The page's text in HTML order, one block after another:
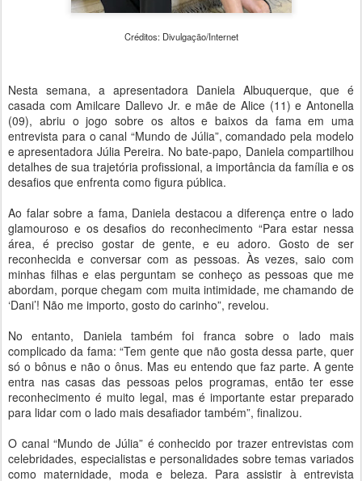
Créditos: Divulgação/Internet
Nesta semana, a apresentadora Daniela Albuquerque, que é
casada com Amilcare Dallevo Jr. e mãe de Alice (11) e Antonella
(09), abriu o jogo sobre os altos e baixos da fama em uma
entrevista para o canal “Mundo de Júlia”, comandado pela modelo
e apresentadora Júlia Pereira. No bate-papo, Daniela compartilhou
detalhes de sua trajetória profissional, a importância da família e os
desafios que enfrenta como figura pública.
Ao falar sobre a fama, Daniela destacou a diferença entre o lado
glamouroso e os desafios do reconhecimento “Para estar nessa
área, é preciso gostar de gente, e eu adoro. Gosto de ser
reconhecida e conversar com as pessoas. Às vezes, saio com
minhas filhas e elas perguntam se conheço as pessoas que me
abordam, porque chegam com muita intimidade, me chamando de
‘Dani’! Não me importo, gosto do carinho”, revelou.
No entanto, Daniela também foi franca sobre o lado mais
complicado da fama: “Tem gente que não gosta dessa parte, quer
só o bônus e não o ônus. Mas eu entendo que faz parte. A gente
entra nas casas das pessoas pelos programas, então ter esse
reconhecimento é muito legal, mas é importante estar preparado
para lidar com o lado mais desafiador também”, finalizou.
O canal “Mundo de Júlia” é conhecido por trazer entrevistas com
celebridades, especialistas e personalidades sobre temas variados
como maternidade, moda e beleza. Para assistir à entrevista